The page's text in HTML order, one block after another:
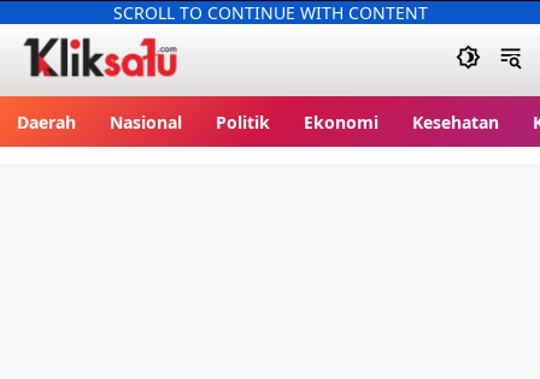
SCROLL TO CONTINUE WITH CONTENT
Daerah Nasional Politik Ekonomi Kesehatan